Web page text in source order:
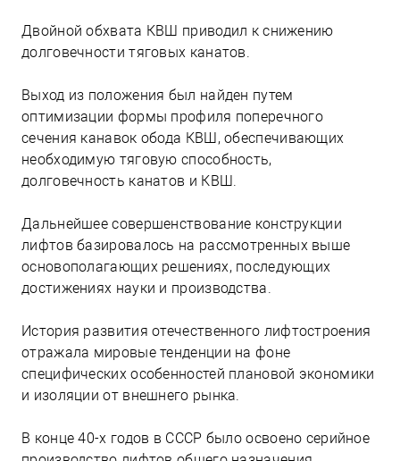
Двойной обхвата КВШ приводил к снижению
долговечности тяговых канатов.
Выход из положения был найден путем
оптимизации формы профиля поперечного
сечения канавок обода КВШ, обеспечивающих
необходимую тяговую способность,
долговечность канатов и КВШ.
Дальнейшее совершенствование конструкции
лифтов базировалось на рассмотренных выше
основополагающих решениях, последующих
достижениях науки и производства.
История развития отечественного лифтостроения
отражала мировые тенденции на фоне
специфических особенностей плановой экономики
и изоляции от внешнего рынка.
В конце 40-х годов в СССР было освоено серийное